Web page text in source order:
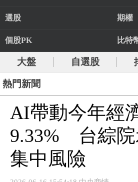
選股 期權
個股PK 比特
大盤 自選股
熱門新聞
AI帶動今年經
9.33% 台綜院
集中風險